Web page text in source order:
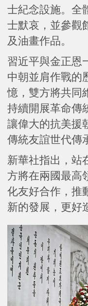
士紀念設施。全
士默哀，並參觀
及油畫作品。
習近平與金正恩
中朝並肩作戰的
憶，雙方將共同
持續開展革命傳
讓偉大的抗美援
傳統友誼世代傳
新華社指出，站
方將在兩國最高
化友好合作，推
新的發展，更好